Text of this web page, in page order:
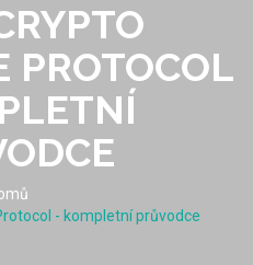
PROTOCOL
- kompletní průvodce